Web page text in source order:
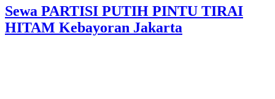
Sewa PARTISI PUTIH PINTU TIRAI
HITAM Kebayoran Jakarta